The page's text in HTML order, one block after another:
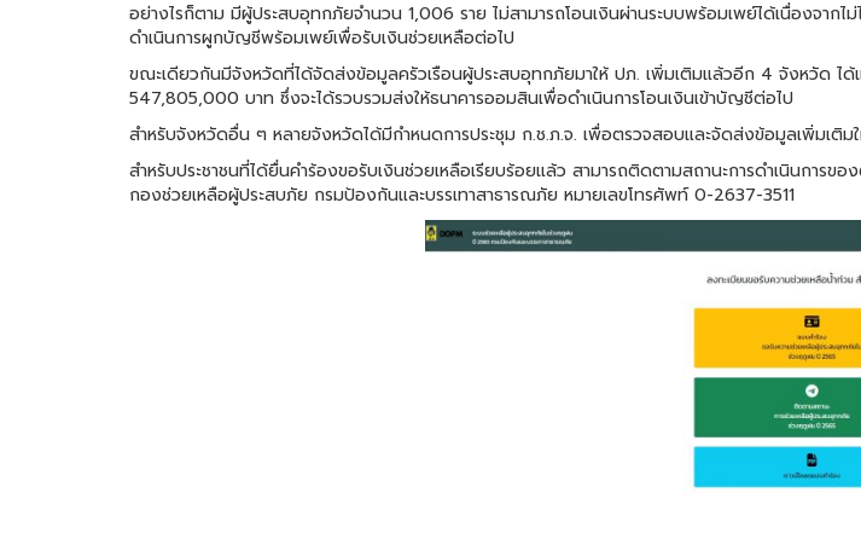
อย่างไรก็ตาม มีผู้ประสบอุทกภัยจำนวน 1,006 ราย ไม่สามารถโอนเงินผ่านระบบพร้อมเพย์ได้เนื่องจา
ดำเนินการผูกบัญชีพร้อมเพย์เพื่อรับเงินช่วยเหลือต่อไป
ขณะเดียวกันมีจังหวัดที่ได้จัดส่งข้อมูลครัวเรือนผู้ประสบอุทกภัยมาให้ ปภ. เพิ่มเติมแล้วอีก 4 จังหวัด
547,805,000 บาท ซึ่งจะได้รวบรวมส่งให้ธนาคารออมสินเพื่อดำเนินการโอนเงินเข้าบัญชีต่อไป
สำหรับจังหวัดอื่น ๆ หลายจังหวัดได้มีกำหนดการประชุม ก.ช.ภ.จ. เพื่อตรวจสอบและจัดส่งข้อมูลเพิ่มเติม
สำหรับประชาชนที่ได้ยื่นคำร้องขอรับเงินช่วยเหลือเรียบร้อยแล้ว สามารถติดตามสถานะการดำเนินการขอ
กองช่วยเหลือผู้ประสบภัย กรมป้องกันและบรรเทาสาธารณภัย หมายเลขโทรศัพท์ 0-2637-3511